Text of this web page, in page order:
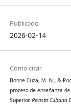
Publicado
2026-02-14
Cómo citar
Bonne Cuza, M. N., &
proceso de enseñanza
Superior. Revista Cubana